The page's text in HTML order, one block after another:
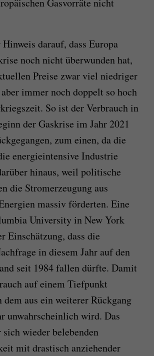
darauf, dass Europa
noch nicht überwunden hat,
Preise zwar viel niedriger
immer noch doppelt so hoch
So ist der Verbrauch in
der Gaskrise im Jahr 2021
zum einen, da die
energieintensive Industrie
hinaus, weil politische
die Stromerzeugung aus
massiv förderten. Eine
University in New York
Einschätzung, dass die
in diesem Jahr auf den
seit 1984 fallen dürfte. Damit
auf einem Tiefpunkt
dem aus ein weiterer Rückgang
unwahrscheinlich wird. Das
wieder belebenden
mit drastisch anziehender